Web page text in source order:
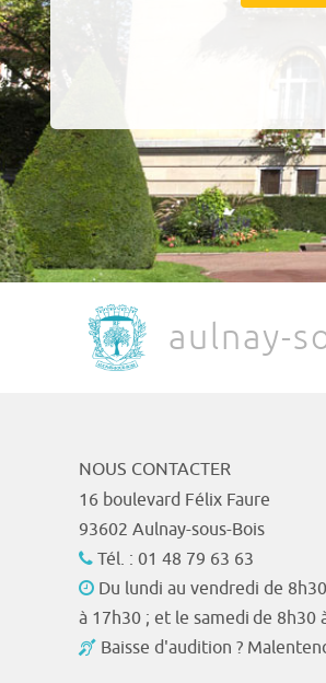
aulnay-
NOUS CONTACTER
16 boulevard Félix Faure
93602 Aulnay-sous-Bois
Tél. : 01 48 79 63 63
Du lundi au vendredi de
à 17h30 ; et le samedi de 8h30
Baisse d'audition ?